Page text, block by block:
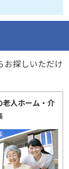
お探しいただけ
老人ホーム・介